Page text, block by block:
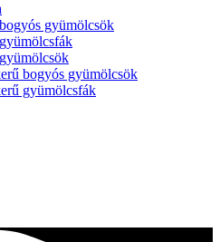
gyümölcsök
bogyós gyümölcsök
gyümölcsfák